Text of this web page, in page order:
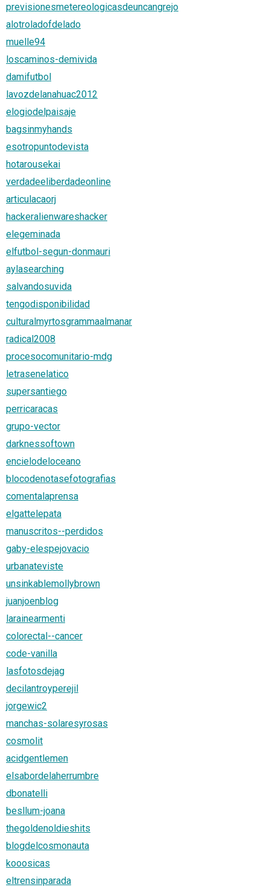
previsionesmetereologicasdeuncangrejo
alotroladofdelado
muelle94
loscaminos-demivida
damifutbol
lavozdelanahuac2012
elogiodelpaisaje
bagsinmyhands
esotropuntodevista
hotarousekai
verdadeeliberdadeonline
articulacaorj
hackeralienwareshacker
elegeminada
elfutbol-segun-donmauri
aylasearching
salvandosuvida
tengodisponibilidad
culturalmyrtosgrammaalmanar
radical2008
procesocomunitario-mdg
letrasenelatico
supersantiego
perricaracas
grupo-vector
darknessoftown
encielodeloceano
blocodenotasefotografias
comentalaprensa
elgattelepata
manuscritos--perdidos
gaby-elespejovacio
urbanateviste
unsinkablemollybrown
juanjoenblog
larainearmenti
colorectal--cancer
code-vanilla
lasfotosdejag
decilantroyperejil
jorgewic2
manchas-solaresyrosas
cosmolit
acidgentlemen
elsabordelaherrumbre
dbonatelli
besllum-joana
thegoldenoldieshits
blogdelcosmonauta
kooosicas
eltrensinparada